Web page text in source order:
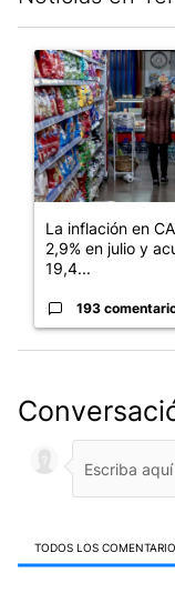
Un artículo de
La inflación en
2,9% en julio y
19,4...
193
TODOS LOS